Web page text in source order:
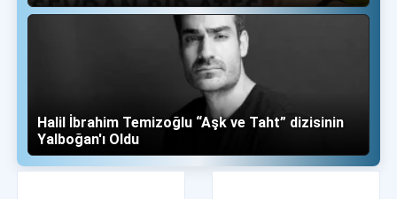
Halil İbrahim Temizoğlu “Aşk ve Taht” dizisinin
Yalboğan'ı Oldu